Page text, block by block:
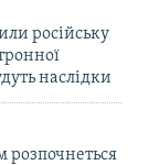
російську
наслідки
розпочнеться